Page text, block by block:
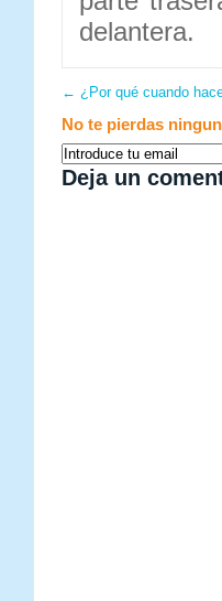
delantera.
← ¿Por qué cuando
No te pierdas
Deja un